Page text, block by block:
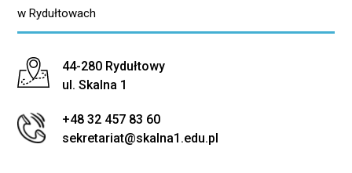
w Rydułtowach
Adres pocztowy:
44-280 Rydułtowy
ul. Skalna 1
+48 32 457 83 60
sekretariat@skalna1.edu.pl